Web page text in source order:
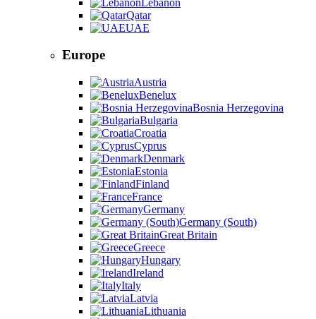
Qatar
UAE
Europe
Austria
Benelux
Bosnia Herzegovina
Bulgaria
Croatia
Cyprus
Denmark
Estonia
Finland
France
Germany
Germany (South)
Great Britain
Greece
Hungary
Ireland
Italy
Latvia
Lithuania